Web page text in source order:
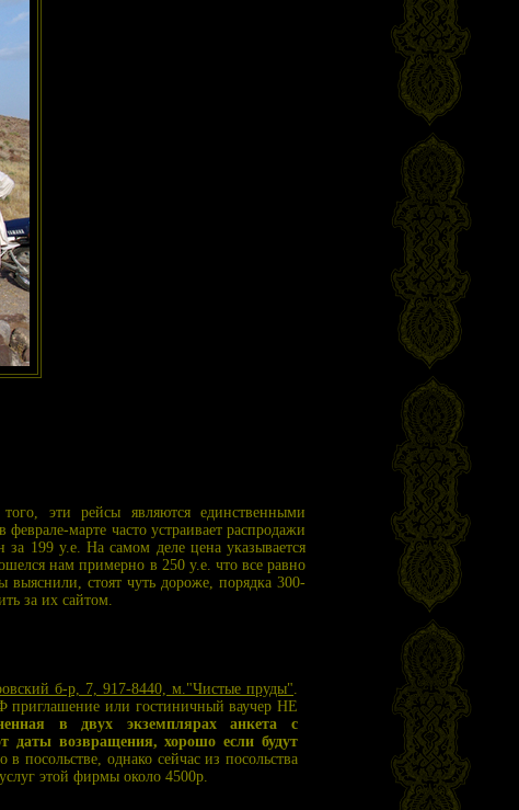
эти рейсы являются единственными
марте часто устраивает распродажи
199 у.е. На самом деле цена указывается
нам примерно в 250 у.е. что все равно
стоят чуть дороже, порядка 300-
за их сайтом.
б-р, 7, 917-8440, м."Чистые пруды"
приглашение или гостиничный ваучер НЕ
в двух экземплярах анкета с
даты возвращения, хорошо если будут
посольстве, однако сейчас из посольства
этой фирмы около 4500р.